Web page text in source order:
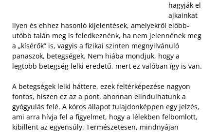
hagyják el
ajkainkat
ilyen és ehhez hasonló kijelentések, amelyekről előbb-
utóbb talán meg is feledkeznénk, ha nem jelennének meg
a „kísérők” is, vagyis a fizikai szinten megnyilvánuló
panaszok, betegségek. Nem hiába mondjuk, hogy a
legtöbb betegség lelki eredetű, mert ez valóban így is van.
A betegségek lelki háttere, ezek feltérképezése nagyon
fontos, hiszen ez az a pont, ahonnan elindulhatunk a
gyógyulás felé. A kóros állapot tulajdonképpen egy jelzés,
ami arra hívja fel a figyelmet, hogy a lélekben felbomlott,
kibillent az egyensúly. Természetesen, mindnyájan